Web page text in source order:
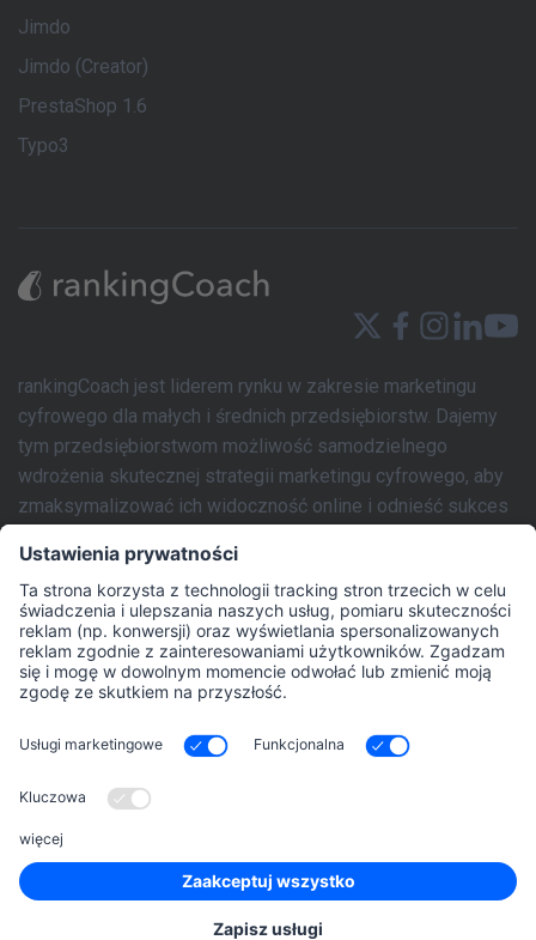
Jimdo
Jimdo (Creator)
PrestaShop 1.6
Typo3
rankingCoach jest liderem rynku w zakresie marketingu
cyfrowego dla małych i średnich przedsiębiorstw. Dajemy
tym przedsiębiorstwom możliwość samodzielnego
wdrożenia skutecznej strategii marketingu cyfrowego, aby
zmaksymalizować ich widoczność online i odnieść sukces
marketingu cyfrowego opartą na indywidualnych
wymaganiach witryny każdej firmy. Ten plan marketingowy
może być następnie łatwo wdrożony przez użytkownika za
pomocą intuicyjnych narzędzi SEM i SEO aplikacji oraz
łatwych do naśladowania samouczków wideo krok po kroku
obejmuje wszystkie aspekty marketingu cyfrowego, których
marketingu cyfrowym: optymalizacja pod kątem
wyszukiwarek (SEO), marketing w wyszukiwarkach (Google
Ads), marketing lokalny, monitorowanie mediów
społecznościowych, zarządzanie marką i reputacją.